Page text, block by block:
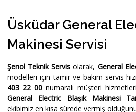
Üsküdar General
Makinesi Servisi
Şenol Teknik Servis olarak, General
modelleri için tamir ve bakım servis
403 22 00 numaralı müşteri
General Electric Blaşık Makinesi
ekibimiz en kısa sürede vermiş